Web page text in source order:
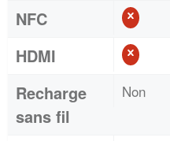
NFC
HDMI
Recharge
sans fil
Non